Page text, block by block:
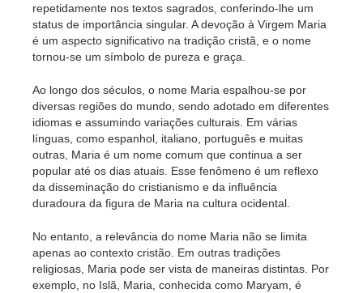
repetidamente nos textos sagrados, conferindo-lhe um
status de importância singular. A devoção à Virgem Maria
é um aspecto significativo na tradição cristã, e o nome
tornou-se um símbolo de pureza e graça.
Ao longo dos séculos, o nome Maria espalhou-se por
diversas regiões do mundo, sendo adotado em diferentes
idiomas e assumindo variações culturais. Em várias
línguas, como espanhol, italiano, português e muitas
outras, Maria é um nome comum que continua a ser
popular até os dias atuais. Esse fenômeno é um reflexo
da disseminação do cristianismo e da influência
duradoura da figura de Maria na cultura ocidental.
No entanto, a relevância do nome Maria não se limita
apenas ao contexto cristão. Em outras tradições
religiosas, Maria pode ser vista de maneiras distintas. Por
exemplo, no Islã, Maria, conhecida como Maryam, é